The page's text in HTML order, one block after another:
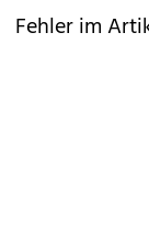
Fehler im